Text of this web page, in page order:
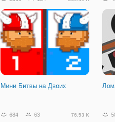
Мини Битвы на Двоих
684 63 76.53 K